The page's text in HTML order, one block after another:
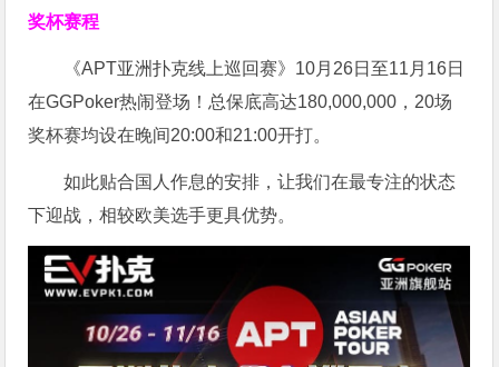
奖杯赛程
《APT亚洲扑克线上巡回赛》10月26日至11月16日
在GGPoker热闹登场！总保底高达180,000,000，20场
奖杯赛均设在晚间20:00和21:00开打。
如此贴合国人作息的安排，让我们在最专注的状态
下迎战，相较欧美选手更具优势。